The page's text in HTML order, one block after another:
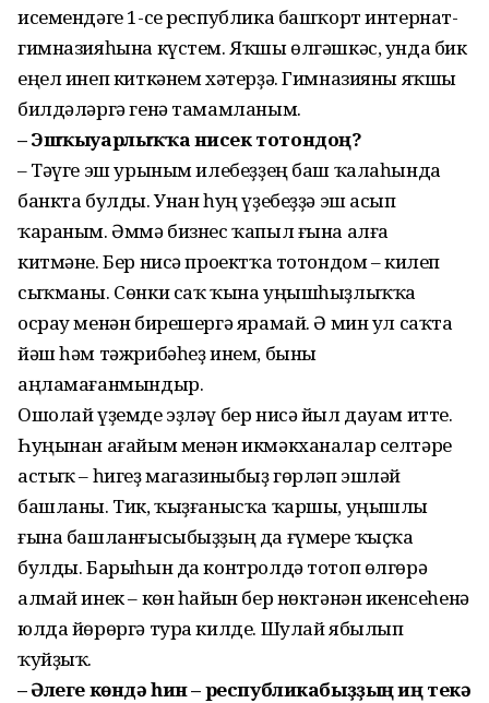
исемендәге 1-се республика башҡорт интернат-
гимназияһына күстем. Яҡшы өлгәшкәс, унда бик
еңел инеп киткәнем хәтерҙә. Гимназияны яҡшы
билдәләргә генә тамамланым.
– Эшҡыуарлыҡҡа нисек тотондоң?
– Тәүге эш урыным илебеҙҙең баш ҡалаһында
банкта булды. Унан һуң үҙебеҙҙә эш асып
ҡараным. Әммә бизнес ҡапыл ғына алға
китмәне. Бер нисә проектҡа тотондом – килеп
сыҡманы. Сөнки саҡ ҡына уңышһыҙлыҡҡа
осрау менән бирешергә ярамай. Ә мин ул саҡта
йәш һәм тәжрибәһеҙ инем, быны
аңламағанмындыр.
Ошолай үҙемде эҙләү бер нисә йыл дауам итте.
Һуңынан ағайым менән икмәкханалар селтәре
астыҡ – һигеҙ магазиныбыҙ гөрләп эшләй
башланы. Тик, ҡыҙғанысҡа ҡаршы, уңышлы
ғына башланғысыбыҙҙың да ғүмере ҡыҫҡа
булды. Барыһын да контролдә тотоп өлгөрә
алмай инек – көн һайын бер нөктәнән икенсеһенә
юлда йөрөргә тура килде. Шулай ябылып
ҡуйҙыҡ.
– Әлеге көндә һин – республикабыҙҙың иң текә